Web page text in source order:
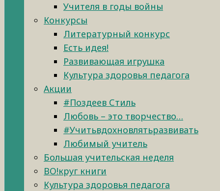
Учителя в годы войны
Конкурсы
Литературный конкурс
Есть идея!
Развивающая игрушка
Культура здоровья педагога
Акции
#Поздеев Стиль
Любовь – это творчество…
#Учитьвдохновлятьразвивать
Любимый учитель
Большая учительская неделя
ВО!круг книги
Культура здоровья педагога